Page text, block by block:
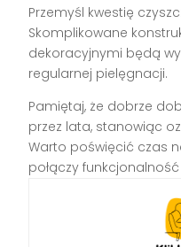
Przemyśl kwestię
Skomplikowane
dekoracyjnymi będą
regularnej pielęgnacji.
Pamiętaj, że dobrze
przez lata, stanowiąc
Warto poświęcić czas
połączy